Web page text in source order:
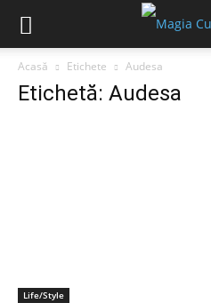
Acasă Etichete Audesa
Etichetă: Audesa
Life/Style